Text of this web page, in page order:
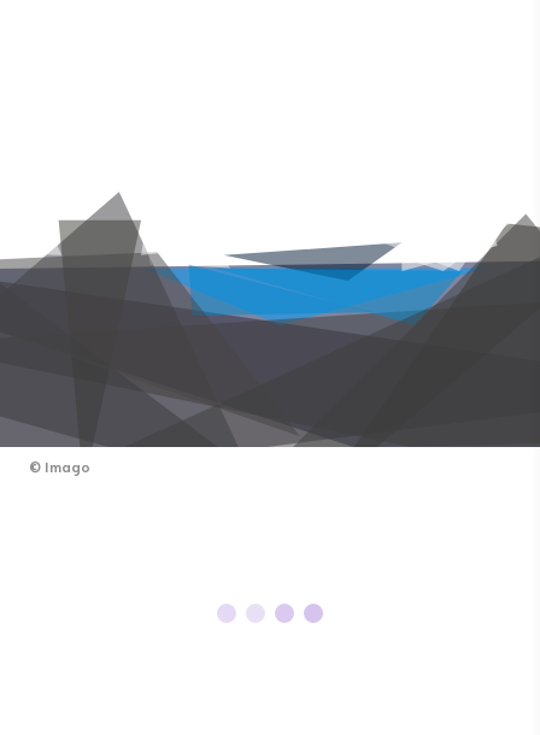
© Imago